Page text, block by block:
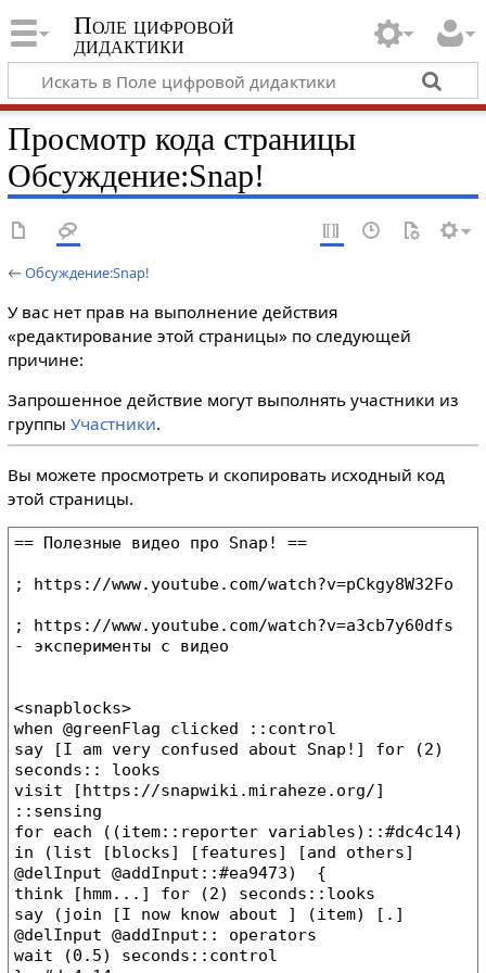
Поле цифровой
дидактики
Просмотр кода страницы
Обсуждение:Snap!
←Обсуждение:Snap!
У вас нет прав на выполнение действия
«редактирование этой страницы» по следующей
причине:
Запрошенное действие могут выполнять участники из
группы Участники.
Вы можете просмотреть и скопировать исходный код
этой страницы.